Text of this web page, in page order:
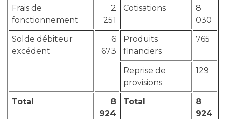
Frais de
fonctionnement
2
251
Cotisations
8
030
Solde débiteur
excédent
6
673
Produits
financiers
765
Reprise de
provisions
129
Total
8
924
Total
8
924